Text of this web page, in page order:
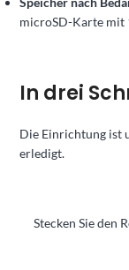
microSD-Karte mit
In drei
Die Einrichtung ist
erledigt.
Stecken Sie den